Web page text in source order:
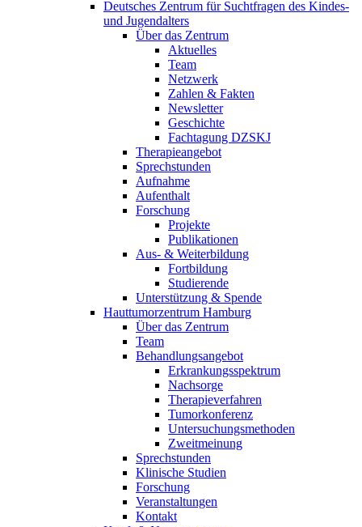
Deutsches Zentrum für Suchtfragen des Kindes-
und Jugendalters
Über das Zentrum
Aktuelles
Team
Netzwerk
Zahlen & Fakten
Newsletter
Geschichte
Fachtagung DZSKJ
Therapieangebot
Sprechstunden
Aufnahme
Aufenthalt
Forschung
Projekte
Publikationen
Aus- & Weiterbildung
Fortbildung
Studierende
Unterstützung & Spende
Hauttumorzentrum Hamburg
Über das Zentrum
Team
Behandlungsangebot
Erkrankungsspektrum
Nachsorge
Therapieverfahren
Tumorkonferenz
Untersuchungsmethoden
Zweitmeinung
Sprechstunden
Klinische Studien
Forschung
Veranstaltungen
Kontakt